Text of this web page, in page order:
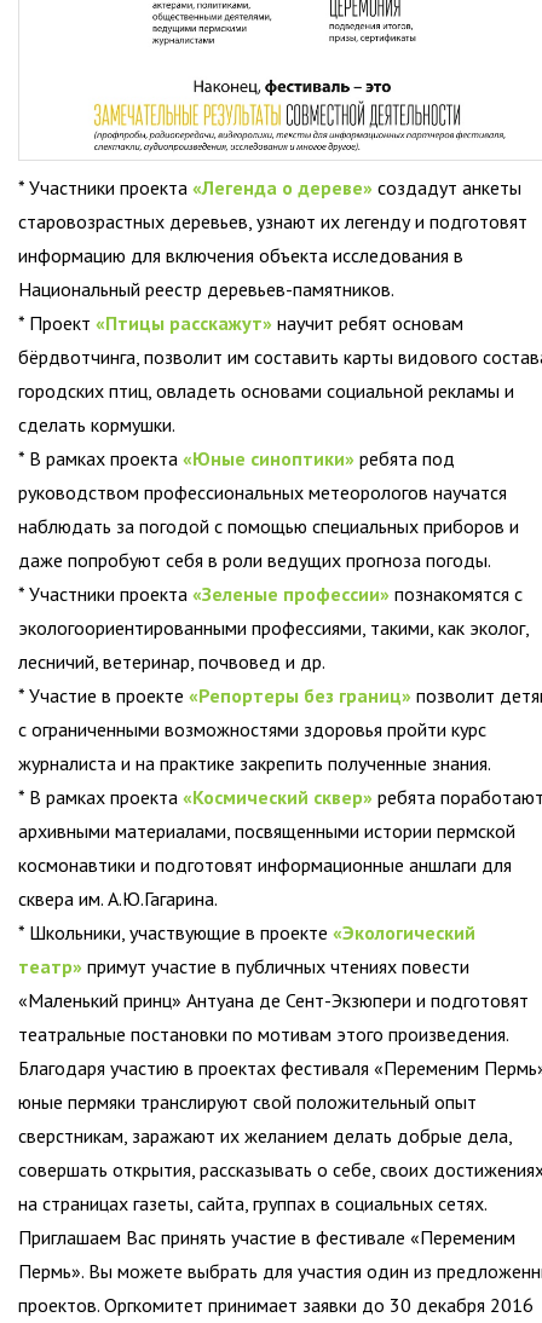
* Участники проекта «Легенда о дереве» создадут анкеты
старовозрастных деревьев, узнают их легенду и подготовят
информацию для включения объекта исследования в
Национальный реестр деревьев-памятников.
* Проект «Птицы расскажут» научит ребят основам
бёрдвотчинга, позволит им составить карты видового
городских птиц, овладеть основами социальной рекламы и
сделать кормушки.
* В рамках проекта «Юные синоптики» ребята под
руководством профессиональных метеорологов научатся
наблюдать за погодой с помощью специальных приборов и
даже попробуют себя в роли ведущих прогноза погоды.
* Участники проекта «Зеленые профессии» познакомятся с
экологоориентированными профессиями, такими, как эколог,
лесничий, ветеринар, почвовед и др.
* Участие в проекте «Репортеры без границ» позволит
с ограниченными возможностями здоровья пройти курс
журналиста и на практике закрепить полученные знания.
* В рамках проекта «Космический сквер» ребята
архивными материалами, посвященными истории пермской
космонавтики и подготовят информационные аншлаги для
сквера им. А.Ю.Гагарина.
* Школьники, участвующие в проекте «Экологический
театр» примут участие в публичных чтениях повести
«Маленький принц» Антуана де Сент-Экзюпери и подготовят
театральные постановки по мотивам этого произведения.
Благодаря участию в проектах фестиваля «Переменим
юные пермяки транслируют свой положительный опыт
сверстникам, заражают их желанием делать добрые дела,
совершать открытия, рассказывать о себе, своих
на страницах газеты, сайта, группах в социальных сетях.
Приглашаем Вас принять участие в фестивале «Переменим
Пермь». Вы можете выбрать для участия один из
проектов. Оргкомитет принимает заявки до 30 декабря 2016